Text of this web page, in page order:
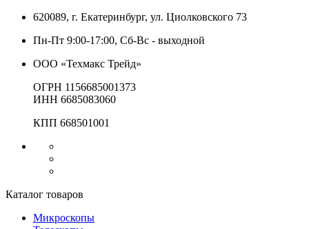
620089, г. Екатеринбург, ул. Циолковского 73
Пн-Пт 9:00-17:00, Сб-Вс - выходной
ООО «Техмакс Трейд»
ОГРН 1156685001373
ИНН 6685083060
КПП 668501001
Каталог товаров
Микроскопы